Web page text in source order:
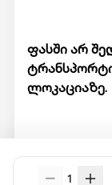
ფასში არ
ლოკაციაზე.
1